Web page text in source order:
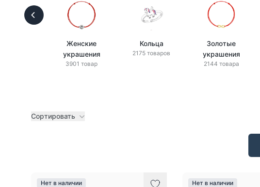
Женские
украшения
3901 товар
Кольца
2175 товаров
Золотые
украшения
2144 товара
Сортировать
Нет в наличии Нет в наличии